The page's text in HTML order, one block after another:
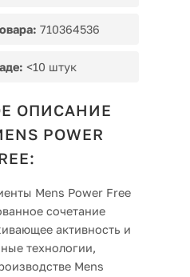
710364536
<10 штук
ОПИСАНИЕ
POWER
Mens Power Free
сочетание
активность и
технологии,
Mens